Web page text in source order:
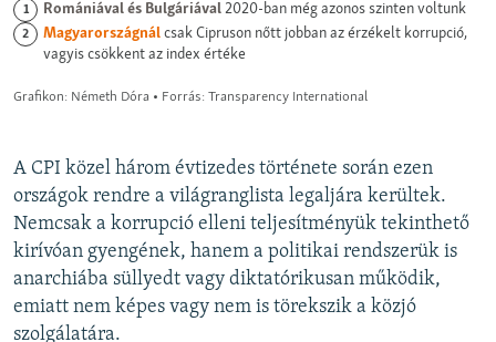
A CPI közel három évtizedes története során ezen
országok rendre a világranglista legaljára kerültek.
Nemcsak a korrupció elleni teljesítményük tekinthető
kirívóan gyengének, hanem a politikai rendszerük is
anarchiába süllyedt vagy diktatórikusan működik,
emiatt nem képes vagy nem is törekszik a közjó
szolgálatára.